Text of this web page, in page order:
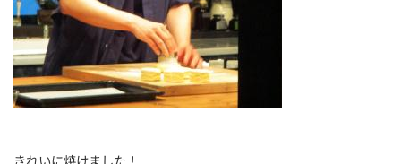
きれいに焼けました！